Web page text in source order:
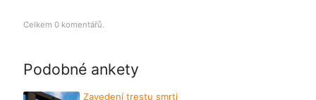
Celkem 0 komentářů.
Podobné ankety
Zavedení trestu smrti